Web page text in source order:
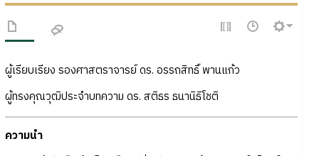
ผู้เรียบเรียง รองศาสตราจารย์ ดร. อรรถสิทธิ์ พานแก้ว
ผู้ทรงคุณวุฒิประจำบทความ ดร. สติธร ธนานิธิโชติ
ความนำ